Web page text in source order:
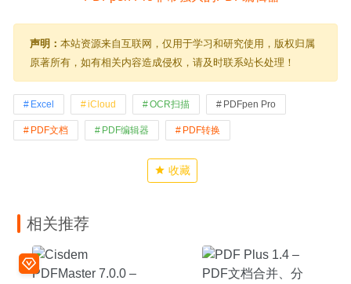
声明： 本站资源来自互联网，仅用于学习和研究使用，版权归属
原著所有，如有相关内容造成侵权，请及时联系站长处理！
Excel iCloud OCR扫描 PDFpen Pro
PDF文档 PDF编辑器 PDF转换
收藏
相关推荐